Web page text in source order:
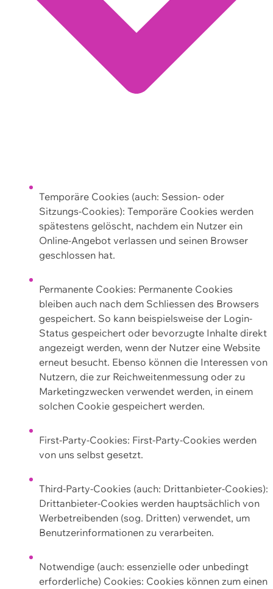
Temporäre Cookies (auch: Session- oder
Sitzungs-Cookies): Temporäre Cookies werden
spätestens gelöscht, nachdem ein Nutzer ein
Online-Angebot verlassen und seinen Browser
geschlossen hat.
Permanente Cookies: Permanente Cookies
bleiben auch nach dem Schliessen des Browsers
gespeichert. So kann beispielsweise der Login-
Status gespeichert oder bevorzugte Inhalte direkt
angezeigt werden, wenn der Nutzer eine Website
erneut besucht. Ebenso können die Interessen von
Nutzern, die zur Reichweitenmessung oder zu
Marketingzwecken verwendet werden, in einem
solchen Cookie gespeichert werden.
First-Party-Cookies: First-Party-Cookies werden
von uns selbst gesetzt.
Third-Party-Cookies (auch: Drittanbieter-Cookies):
Drittanbieter-Cookies werden hauptsächlich von
Werbetreibenden (sog. Dritten) verwendet, um
Benutzerinformationen zu verarbeiten.
Notwendige (auch: essenzielle oder unbedingt
erforderliche) Cookies: Cookies können zum einen